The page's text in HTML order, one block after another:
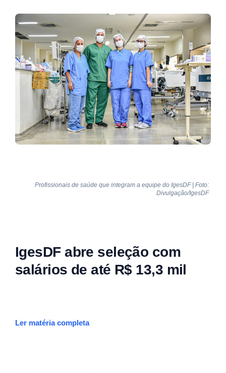
Profissionais de saúde que integram a equipe do IgesDF | Foto:
Divulgação/IgesDF
IgesDF abre seleção com
salários de até R$ 13,3 mil
Ler matéria completa